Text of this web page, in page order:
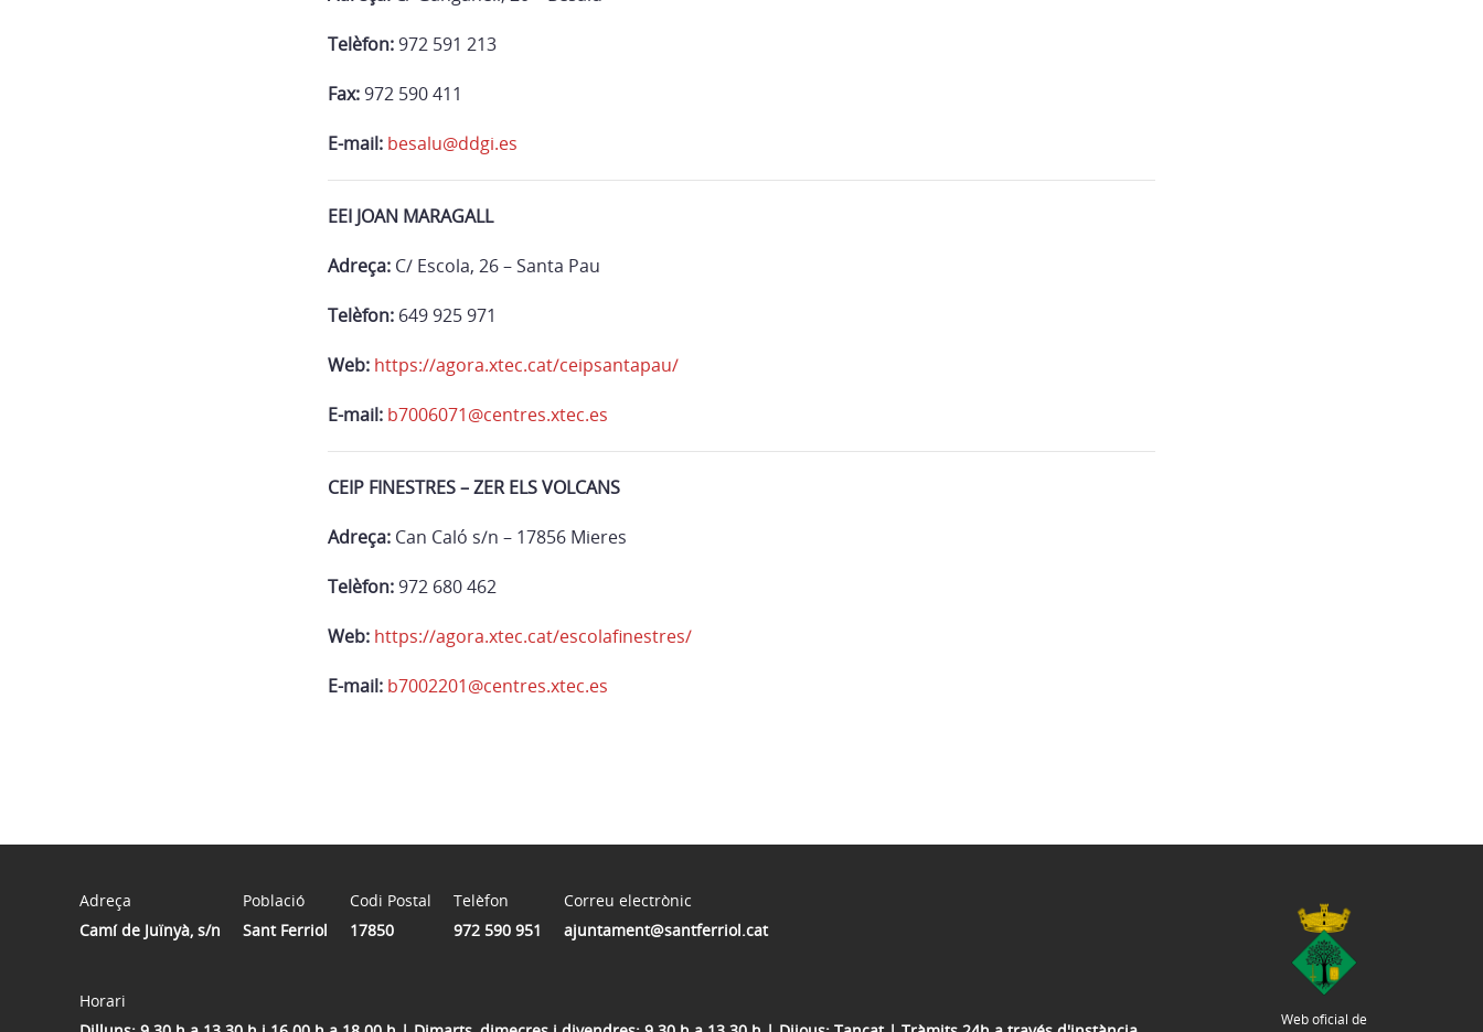
Telèfon:972 591 213
Fax:972 590 411
E-mail: besalu@ddgi.es
EEI JOAN MARAGALL
Adreça: C/ Escola, 26 – Santa Pau
Telèfon: 649 925 971
Web: https://agora.xtec.cat/ceipsantapau/
E-mail: b7006071@centres.xtec.es
CEIP FINESTRES – ZER ELS VOLCANS
Adreça: Can Caló s/n – 17856 Mieres
Telèfon:972 680 462
Web: https://agora.xtec.cat/escolafinestres/
E-mail: b7002201@centres.xtec.es
Adreça
Camí de Juïnyà, s/n
Població
Sant Ferriol
Codi Postal
17850
Telèfon
972 590 951
Correu electrònic
ajuntament@santferriol.cat
Horari
Web oficial de